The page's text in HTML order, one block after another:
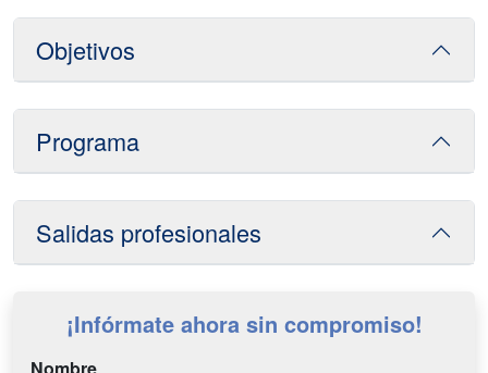
Objetivos
Programa
Salidas profesionales
¡Infórmate ahora sin compromiso!